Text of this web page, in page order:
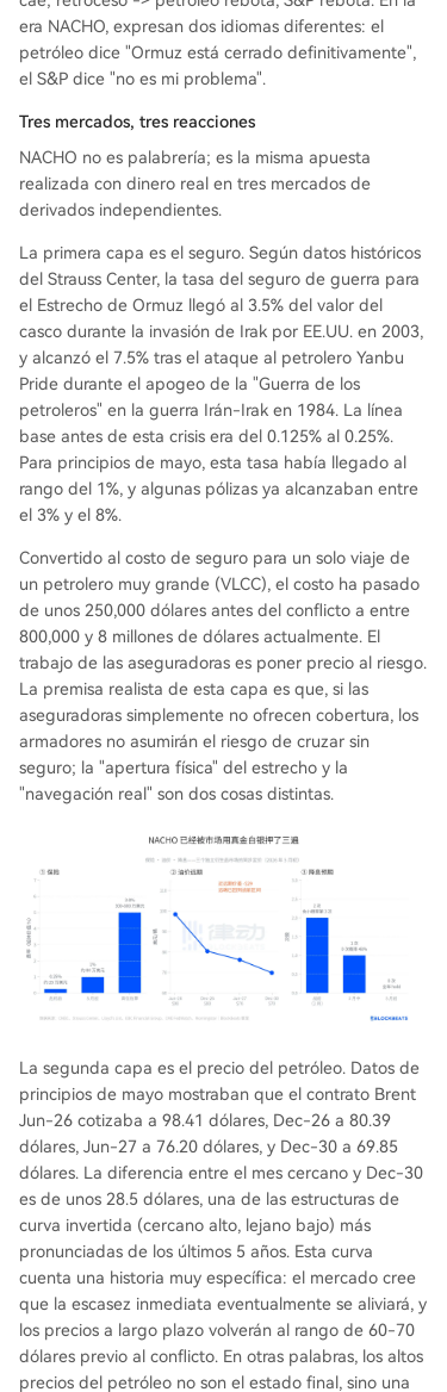
era NACHO, expresan dos idiomas diferentes: el
petróleo dice "Ormuz está cerrado definitivamente",
el S&P dice "no es mi problema".
Tres mercados, tres reacciones
NACHO no es palabrería; es la misma apuesta
realizada con dinero real en tres mercados de
derivados independientes.
La primera capa es el seguro. Según datos históricos
del Strauss Center, la tasa del seguro de guerra para
el Estrecho de Ormuz llegó al 3.5% del valor del
casco durante la invasión de Irak por EE.UU. en 2003,
y alcanzó el 7.5% tras el ataque al petrolero Yanbu
Pride durante el apogeo de la "Guerra de los
petroleros" en la guerra Irán-Irak en 1984. La línea
base antes de esta crisis era del 0.125% al 0.25%.
Para principios de mayo, esta tasa había llegado al
rango del 1%, y algunas pólizas ya alcanzaban entre
el 3% y el 8%.
Convertido al costo de seguro para un solo viaje de
un petrolero muy grande (VLCC), el costo ha pasado
de unos 250,000 dólares antes del conflicto a entre
800,000 y 8 millones de dólares actualmente. El
trabajo de las aseguradoras es poner precio al riesgo.
La premisa realista de esta capa es que, si las
aseguradoras simplemente no ofrecen cobertura, los
armadores no asumirán el riesgo de cruzar sin
seguro; la "apertura física" del estrecho y la
"navegación real" son dos cosas distintas.
La segunda capa es el precio del petróleo. Datos de
principios de mayo mostraban que el contrato Brent
Jun-26 cotizaba a 98.41 dólares, Dec-26 a 80.39
dólares, Jun-27 a 76.20 dólares, y Dec-30 a 69.85
dólares. La diferencia entre el mes cercano y Dec-30
es de unos 28.5 dólares, una de las estructuras de
curva invertida (cercano alto, lejano bajo) más
pronunciadas de los últimos 5 años. Esta curva
cuenta una historia muy específica: el mercado cree
que la escasez inmediata eventualmente se aliviará, y
los precios a largo plazo volverán al rango de 60-70
dólares previo al conflicto. En otras palabras, los altos
precios del petróleo no son el estado final, sino una